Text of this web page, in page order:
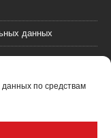
по средствам
данных